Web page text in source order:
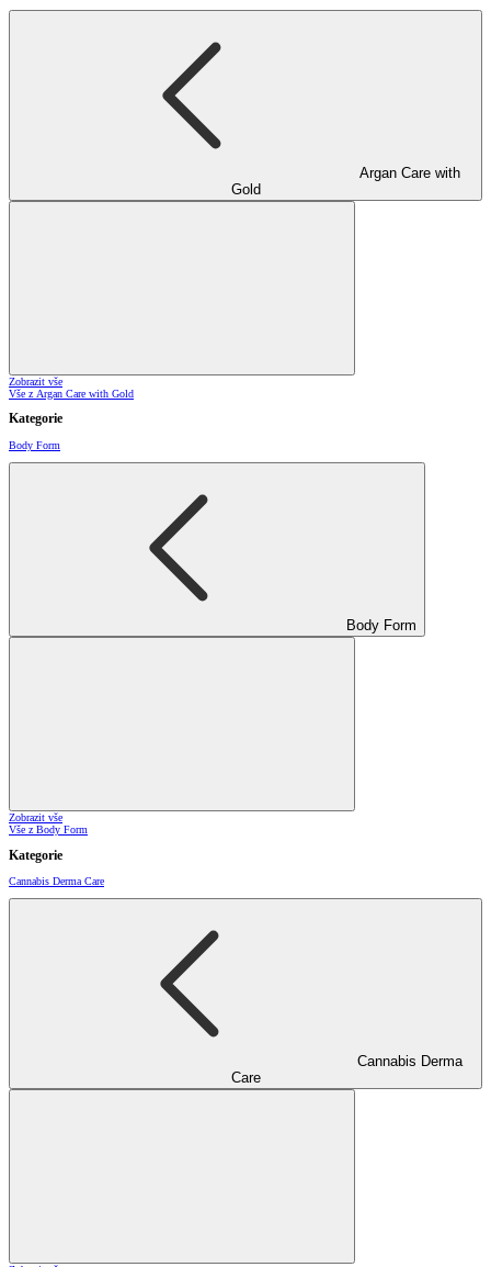
Argan Care with
Gold
Zobrazit vše
Vše z Argan Care with Gold
Kategorie
Body Form
Body Form
Zobrazit vše
Vše z Body Form
Kategorie
Cannabis Derma Care
Cannabis Derma
Care